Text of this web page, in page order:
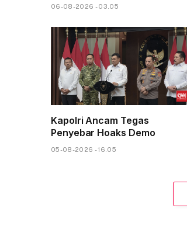
06-08-2026 - 03.05
Kapolri Ancam Tegas
Penyebar Hoaks Demo
05-08-2026 - 16.05